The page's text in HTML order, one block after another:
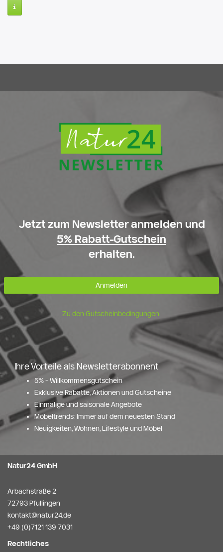
Jetzt zum Newsletter anmelden und
5% Rabatt-Gutschein
erhalten.
Anmelden
Zu den Gutscheinbedingungen.
Ihre Vorteile als Newsletterabonnent
5% - Willkommensgutschein
Exklusive Rabatte, Aktionen und Gutscheine
Einmalige und saisonale Angebote
Möbeltrends: Immer auf dem neuesten Stand
Neuigkeiten, Wohnen, Lifestyle und Möbel
Natur24 GmbH
Arbachstraße 2
72793 Pfullingen
kontakt@natur24.de
+49 (0)7121 139 7031
Rechtliches